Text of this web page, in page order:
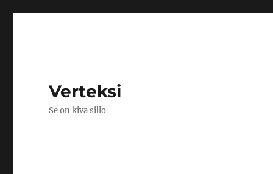
Verteksi
Se on kiva sillo